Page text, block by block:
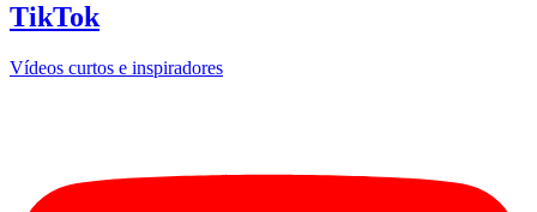
TikTok
Vídeos curtos e inspiradores